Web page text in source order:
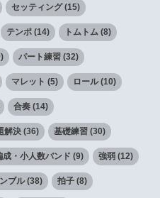
セッティング(15)
テンポ(14) トムトム(8)
パート練習(32)
マレット (5) ロール(10)
合奏(14)
解決(36) 基礎練習(30)
成・小人数バンド (9) 強弱(12)
ブル(38) 拍子(8)